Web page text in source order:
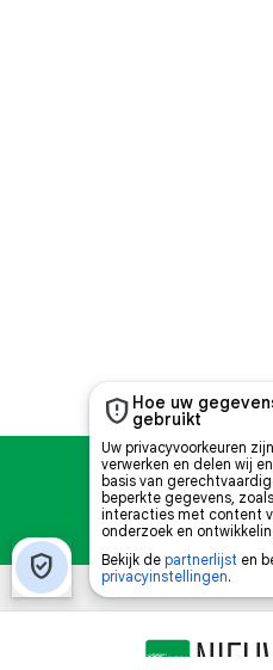
Meld u hier
OVER